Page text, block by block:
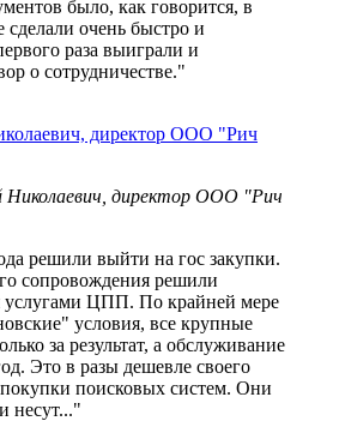
было, как говорится, в
сделали очень быстро и
раза выиграли и
о сотрудничестве."
Николаевич, директор ООО "Рич
решили выйти на гос закупки.
сопровождения решили
услугами ЦПП. По крайней мере
условия, все крупные
за результат, а обслуживание
Это в разы дешевле своего
поисковых систем. Они
несут..."